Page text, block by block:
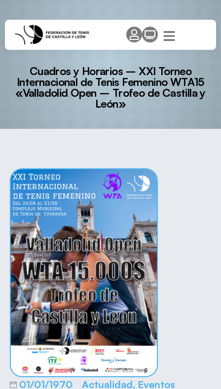
Cuadros y Horarios – XXI Torneo
Internacional de Tenis Femenino WTA15
«Valladolid Open – Trofeo de Castilla y
León»
01/01/1970 Actualidad, Eventos